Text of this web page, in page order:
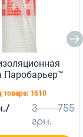
Паробарьер™
(75м2)
товара: 1610
3 755
грн.